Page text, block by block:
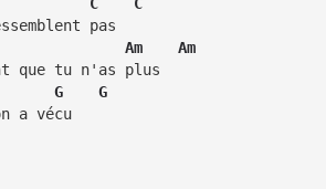
Am    Am
G    G
a vécu